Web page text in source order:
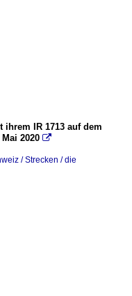
ihrem IR 1713 auf dem
2020 
/ Strecken / die